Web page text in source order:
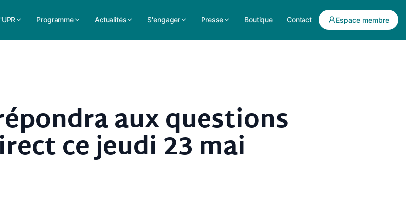
Programme Actualités S'engager Presse Boutique Contact Espace membre
aux questions
ce jeudi 23 mai